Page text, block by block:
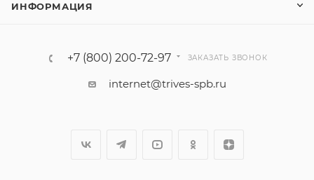
ИНФОРМАЦИЯ
+7 (800) 200-72-97 ЗАКАЗАТЬ ЗВОНОК
internet@trives-spb.ru